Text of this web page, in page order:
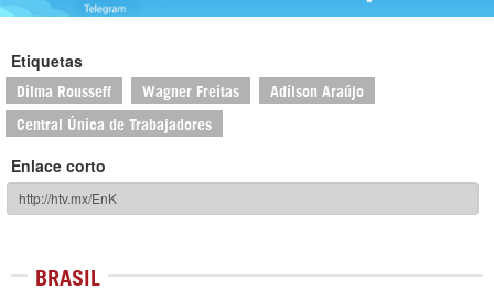
Etiquetas
Dilma Rousseff Wagner Freitas Adílson Araújo
Central Única de Trabajadores
Enlace corto
BRASIL